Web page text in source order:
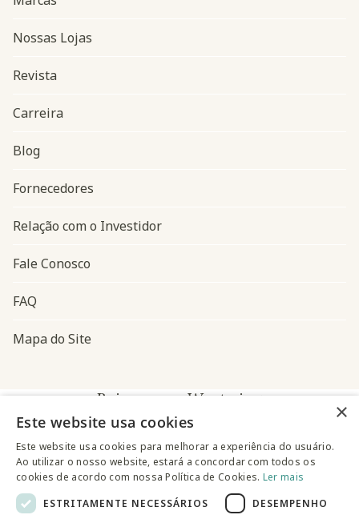
Navegação do rodapé
Nossas Lojas
Revista
Carreira
Blog
Fornecedores
Relação com o Investidor
Fale Conosco
FAQ
Mapa do Site
Baixe o app Westwing
×
Este website usa cookies
Este website usa cookies para melhorar a experiência do usuário.
Ao utilizar o nosso website, estará a concordar com todos os
cookies de acordo com nossa Política de Cookies. Ler mais
ESTRITAMENTE NECESSÁRIOS
DESEMPENHO